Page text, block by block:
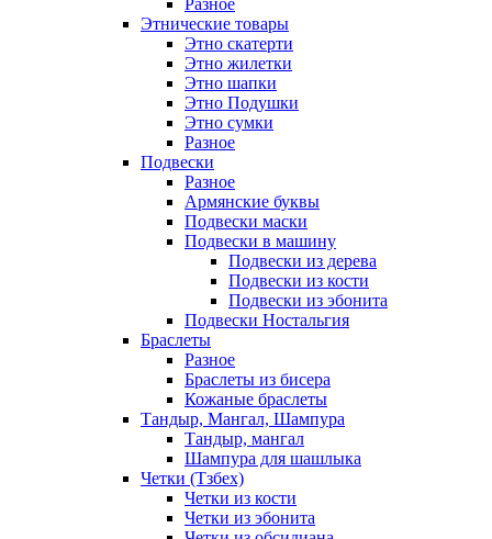
Разное
Этнические товары
Этно скатерти
Этно жилетки
Этно шапки
Этно Подушки
Этно сумки
Разное
Подвески
Разное
Армянские буквы
Подвески маски
Подвески в машину
Подвески из дерева
Подвески из кости
Подвески из эбонита
Подвески Ностальгия
Браслеты
Разное
Браслеты из бисера
Кожаные браслеты
Тандыр, Мангал, Шампура
Тандыр, мангал
Шампура для шашлыка
Четки (Тзбех)
Четки из кости
Четки из эбонита